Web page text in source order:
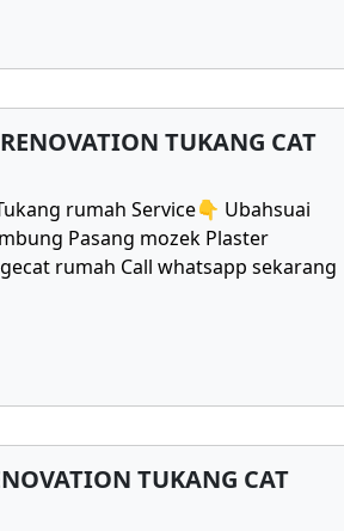
TUKANG CAT
rumah Service👇 Ubahsuai
Pasang mozek Plaster
rumah Call whatsapp sekarang
TUKANG CAT